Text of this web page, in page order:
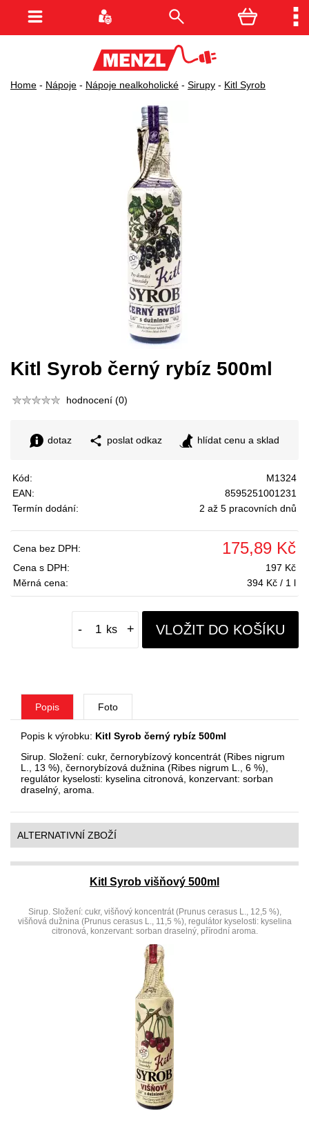
Home - Nápoje - Nápoje nealkoholické - Sirupy - Kitl Syrob
Kitl Syrob černý rybíz 500ml
hodnocení (0)
dotaz poslat odkaz hlídat cenu a sklad
Kód:
M1324
EAN:
8595251001231
Termín dodání:
2 až 5 pracovních dnů
Cena bez DPH: 175,89 Kč
Cena s DPH:
197 Kč
Měrná cena:
394 Kč / 1 l
- + VLOŽIT DO KOŠÍKU
Popis Foto
Popis k výrobku: Kitl Syrob černý rybíz 500ml
Sirup. Složení: cukr, černorybízový koncentrát (Ribes nigrum
L., 13 %), černorybízová dužnina (Ribes nigrum L., 6 %),
regulátor kyselosti: kyselina citronová, konzervant: sorban
draselný, aroma.
ALTERNATIVNÍ ZBOŽÍ
Kitl Syrob višňový 500ml
Sirup. Složení: cukr, višňový koncentrát (Prunus cerasus L., 12,5 %),
višňová dužnina (Prunus cerasus L., 11,5 %), regulátor kyselosti: kyselina
citronová, konzervant: sorban draselný, přírodní aroma.